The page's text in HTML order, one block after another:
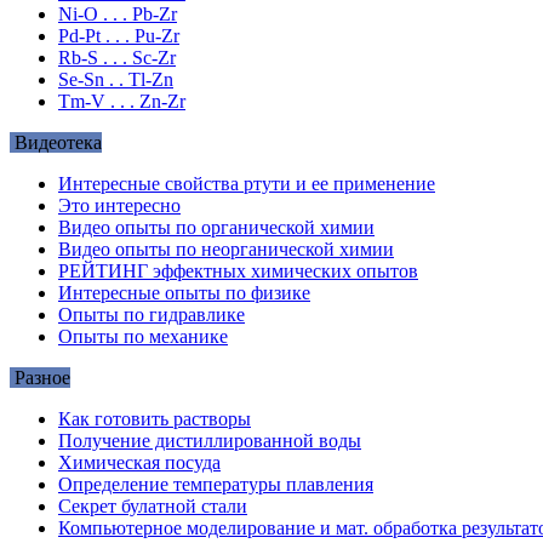
Ni-O . . . Pb-Zr
Pd-Pt . . . Pu-Zr
Rb-S . . . Sc-Zr
Se-Sn . . Tl-Zn
Tm-V . . . Zn-Zr
Видеотека
Интересные свойства ртути и ее применение
Это интересно
Видео опыты по органической химии
Видео опыты по неорганической химии
РЕЙТИНГ эффектных химических опытов
Интересные опыты по физике
Опыты по гидравлике
Опыты по механике
Разное
Как готовить растворы
Получение дистиллированной воды
Химическая посуда
Определение температуры плавления
Секрет булатной стали
Компьютерное моделирование и мат. обработка